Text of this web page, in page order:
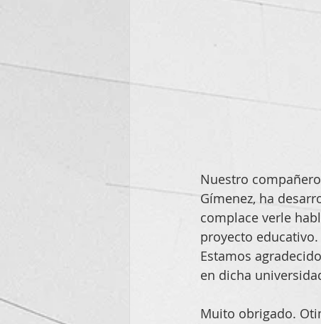
Nuestro
Gímenez, ha
complace verle
proyecto educativo.
Estamos
en dicha
Muito obrigado.